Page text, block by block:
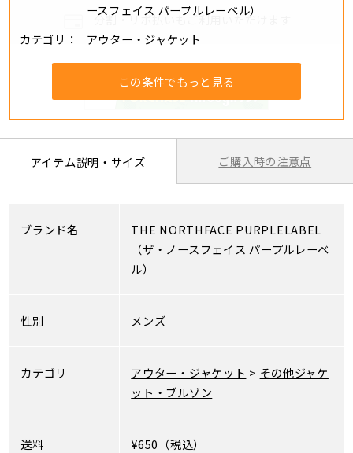
ースフェイス パープルレーベル）
カテゴリ
アウター・ジャケット
この条件でもっと見る
分割・リボ払いもご利用いただけます
アイテム説明・サイズ ご購入時の注意点
ブランド名
THE NORTHFACE PURPLELABEL
（ザ・ノースフェイス パープルレーベ
ル）
性別 メンズ
カテゴリ アウター・ジャケット > その他ジャケ
ット・ブルゾン
送料 ¥650（税込）